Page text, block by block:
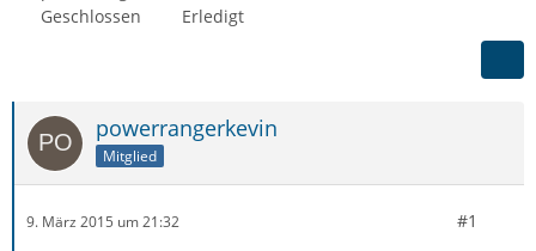
Geschlossen
Erledigt
powerrangerkevin
Mitglied
9. März 2015 um 21:32 #1